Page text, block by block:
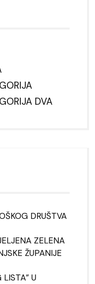
DVA
DRUŠTVA
ZELENA
ŽUPANIJE
U